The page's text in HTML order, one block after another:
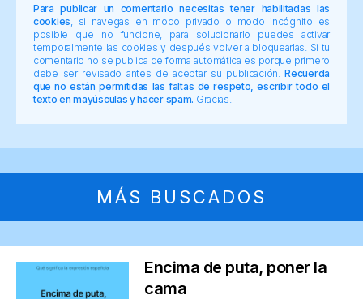
Para publicar un comentario necesitas tener habilitadas las
cookies , si navegas en modo privado o modo incógnito es
posible que no funcione, para solucionarlo puedes activar
temporalmente las cookies y después volver a bloquearlas. Si tu
comentario no se publica de forma automática es porque primero
debe ser revisado antes de aceptar su publicación.Recuerda
que no están permitidas las faltas de respeto, escribir todo el
texto en mayúsculas y hacer spam. Gracias.
MÁS BUSCADOS
Encima de puta, poner la
cama